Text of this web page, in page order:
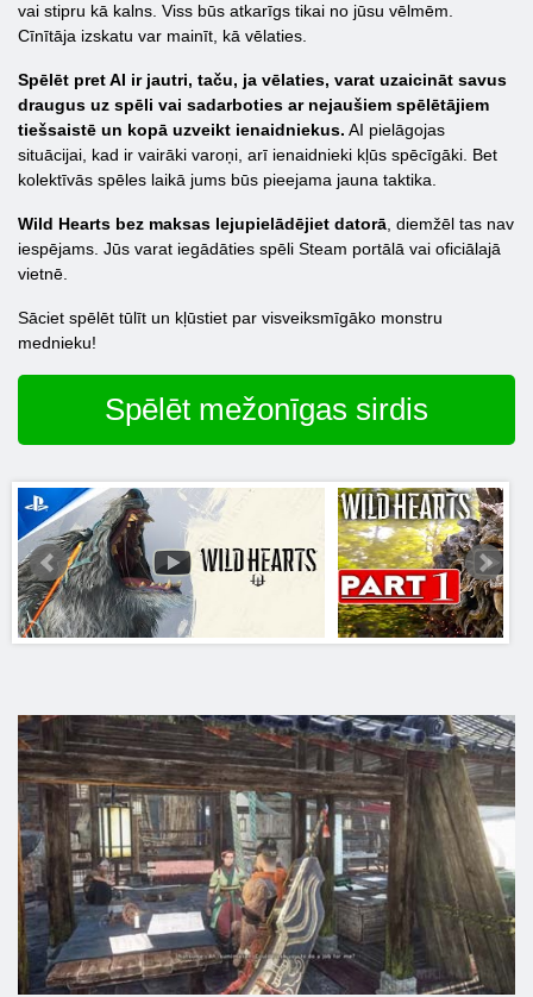
vai stipru kā kalns. Viss būs atkarīgs tikai no jūsu vēlmēm.
Cīnītāja izskatu var mainīt, kā vēlaties.
Spēlēt pret AI ir jautri, taču, ja vēlaties, varat uzaicināt savus
draugus uz spēli vai sadarboties ar nejaušiem spēlētājiem
tiešsaistē un kopā uzveikt ienaidniekus. AI pielāgojas
situācijai, kad ir vairāki varoņi, arī ienaidnieki kļūs spēcīgāki. Bet
kolektīvās spēles laikā jums būs pieejama jauna taktika.
Wild Hearts bez maksas lejupielādējiet datorā , diemžēl tas nav
iespējams. Jūs varat iegādāties spēli Steam portālā vai oficiālajā
vietnē.
Sāciet spēlēt tūlīt un kļūstiet par visveiksmīgāko monstru
mednieku!
Spēlēt mežonīgas sirdis